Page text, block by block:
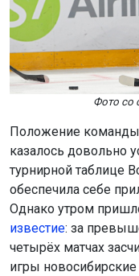
Фото со
Положение команды
казалось довольно
турнирной таблице
обеспечила себе
Однако утром
известие: за
четырёх матчах
игры новосибирские